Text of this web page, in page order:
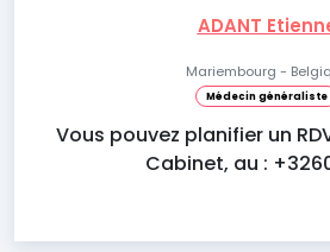
ADANT
Mariembourg -
Médecin généraliste
Vous pouvez planifier un
Cabinet, au :